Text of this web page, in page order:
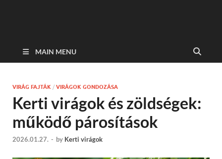
MAIN MENU
VIRÁG FAJTÁK / VIRÁGOK GONDOZÁSA
Kerti virágok és zöldségek:
működő párosítások
2026.01.27. - by Kerti virágok